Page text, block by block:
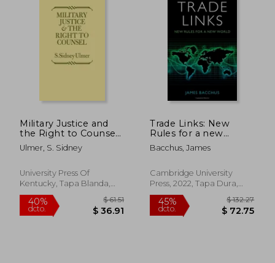
Military Justice and
the Right to Counsel
(en Inglés)
Ulmer, S. Sidney
University Press Of
Kentucky, Tapa Blanda,
Nuevo
Trade Links: New
Rules for a new
World (en Inglés)
Bacchus, James
Cambridge University
Press, 2022, Tapa Dura,
Nuevo